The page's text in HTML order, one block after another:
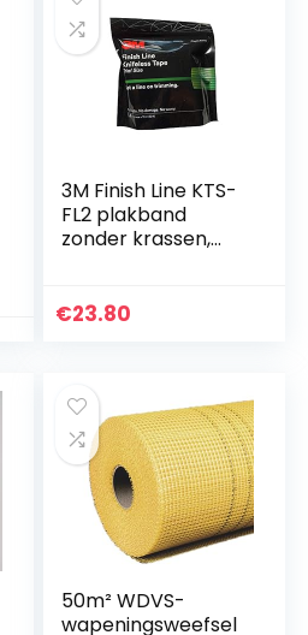
3M Finish Line KTS-
FL2 plakband
zonder krassen,
€23.80
50m² WDVS-
wapeningsweefsel